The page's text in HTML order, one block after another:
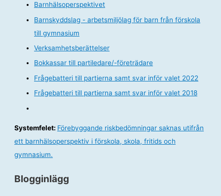
Barnhälsoperspektivet
Barnskyddslag - arbetsmiljölag för barn från förskola
till gymnasium
Verksamhetsberättelser
Bokkassar till partiledare/-företrädare
Frågebatteri till partierna samt svar inför valet 2022
Frågebatteri till partierna samt svar inför valet 2018
Systemfelet: Förebyggande riskbedömningar saknas utifrån
ett barnhälsoperspektiv i förskola, skola, fritids och
gymnasium.
Blogginlägg